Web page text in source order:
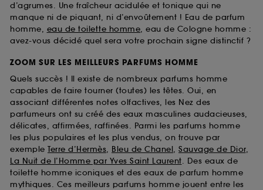
d’agrumes. Une fraîcheur acidulée et tonique qui ne
manque ni de piquant, ni d’envoûtement ! Eau de parfum
homme, eau de toilette homme, eau de Cologne homme :
avez-vous décidé quel sera votre prochain signe distinctif ?
ZOOM SUR LES MEILLEURS PARFUMS HOMME
Quels succès ! Il existe de nombreux parfums homme
capables de faire tourner (toutes) les têtes. Oui, en
associant différentes notes olfactives, les Nez des
parfumeurs ont su créé des eaux masculines audacieuses,
délicates, affirmées, raffinées. Parmi les parfums homme
les plus populaires et les plus vendus, on trouve par
exemple Terre d’Hermès, Bleu de Chanel, Sauvage de Dior,
La Nuit de l’Homme par Yves Saint Laurent. Des eaux de
toilette homme iconiques et des eaux de parfum homme
mythiques. Ces meilleurs parfums homme jouent entre les